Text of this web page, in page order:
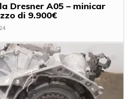
Dresner A05 – minicar
di 9.900€